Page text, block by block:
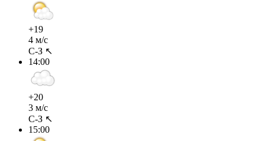
+19
4 м/с
С-З ↖
14:00
+20
3 м/с
С-З ↖
15:00